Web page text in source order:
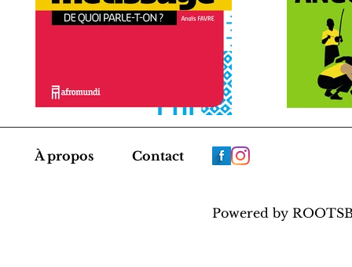
À propos Contact
Powered by